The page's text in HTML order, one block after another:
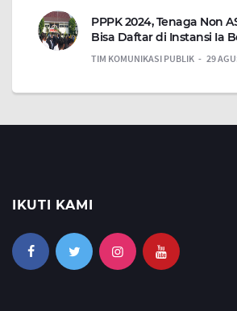
PPPK 2024, Tenaga Non
Bisa Daftar di Instansi Ia
TIM KOMUNIKASI PUBLIK 29
IKUTI KAMI